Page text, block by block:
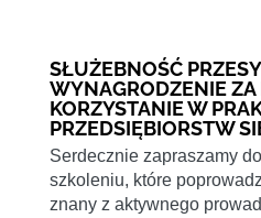
SŁUŻEBNOŚĆ
WYNAGRODZENIE
KORZYSTANIE W
PRZEDSIĘBIORSTW
Serdecznie zapraszamy
szkoleniu, które
znany z aktywnego